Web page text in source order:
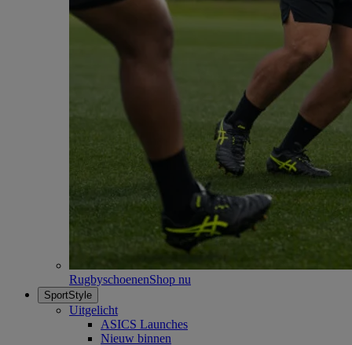
RugbyschoenenShop nu
SportStyle
Uitgelicht
ASICS Launches
Nieuw binnen